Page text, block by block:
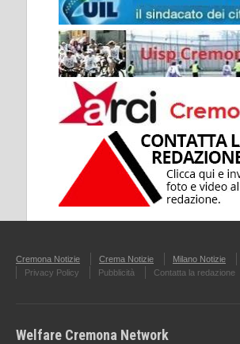
Cremona Notizie Crema Notizie Milano Notizie
Privacy Policy
Pubblicità Contatta la redazione
Welfare Cremona Network